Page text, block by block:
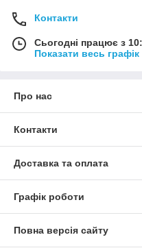
Контакти
Сьогодні працює з
Показати весь
Про нас
Контакти
Доставка та оплата
Графік роботи
Повна версія сайту